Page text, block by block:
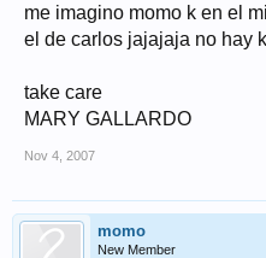
me imagino momo k en el
el de carlos jajajaja no hay
take care
MARY GALLARDO
Nov 4, 2007
momo
New Member